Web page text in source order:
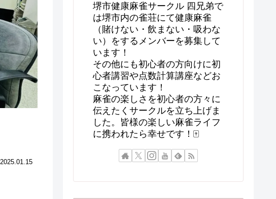
2025.01.15
堺市健康麻雀サークル 四兄弟で
は堺市内の雀荘にて健康麻雀
（賭けない・飲まない・吸わな
い）をするメンバーを募集して
います！
その他にも初心者の方向けに初
心者講習や点数計算講座などお
こなっています！
麻雀の楽しさを初心者の方々に
伝えたくサークルを立ち上げま
した。皆様の楽しい麻雀ライフ
に携われたら幸せです！🀄